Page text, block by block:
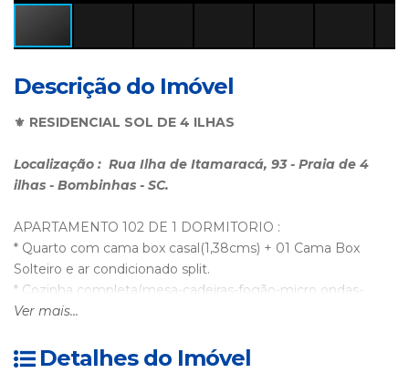
Descrição do Imóvel
⚜️ RESIDENCIAL SOL DE 4 ILHAS
Localização : Rua Ilha de Itamaracá, 93 - Praia de 4
ilhas - Bombinhas - SC.
APARTAMENTO 102 DE 1 DORMITORIO :
* Quarto com cama box casal(1,38cms) + 01 Cama Box
Solteiro e ar condicionado split.
* Cozinha completa(mesa-cadeiras-fogão-micro ondas-
refrigerador-cafeteira-liquificador-
* 01 banho completo com box de vidro temperado.
Ver mais...
Detalhes do Imóvel